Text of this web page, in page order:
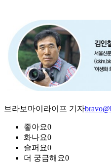
브라보마이라이프 기자
좋아요0
화나요0
슬퍼요0
더 궁금해요0